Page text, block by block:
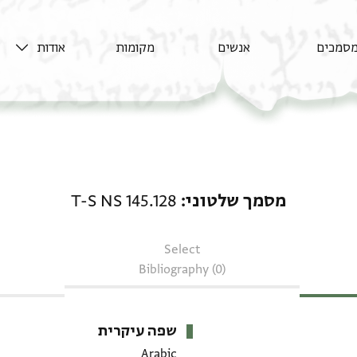
מסמכים אנשים מקומות אודות
מסמך שלטוני T-S NS 145.128
Select
Bibliography (0)
שפה עיקרית